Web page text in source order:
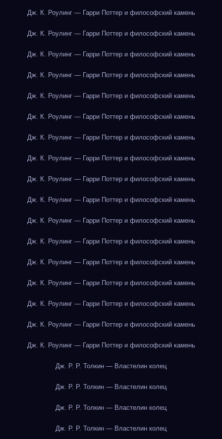
Дж. К. Роулинг — Гарри Поттер и философский камень
Дж. К. Роулинг — Гарри Поттер и философский камень
Дж. К. Роулинг — Гарри Поттер и философский камень
Дж. К. Роулинг — Гарри Поттер и философский камень
Дж. К. Роулинг — Гарри Поттер и философский камень
Дж. К. Роулинг — Гарри Поттер и философский камень
Дж. К. Роулинг — Гарри Поттер и философский камень
Дж. К. Роулинг — Гарри Поттер и философский камень
Дж. К. Роулинг — Гарри Поттер и философский камень
Дж. К. Роулинг — Гарри Поттер и философский камень
Дж. К. Роулинг — Гарри Поттер и философский камень
Дж. К. Роулинг — Гарри Поттер и философский камень
Дж. К. Роулинг — Гарри Поттер и философский камень
Дж. К. Роулинг — Гарри Поттер и философский камень
Дж. К. Роулинг — Гарри Поттер и философский камень
Дж. К. Роулинг — Гарри Поттер и философский камень
Дж. К. Роулинг — Гарри Поттер и философский камень
Дж. Р. Р. Толкин — Властелин колец
Дж. Р. Р. Толкин — Властелин колец
Дж. Р. Р. Толкин — Властелин колец
Дж. Р. Р. Толкин — Властелин колец